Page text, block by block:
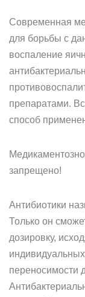
Современная
для борьбы с
воспаление
препаратами.
способ
запрещено!
Антибиотики
Только он
дозировку,
переносимости